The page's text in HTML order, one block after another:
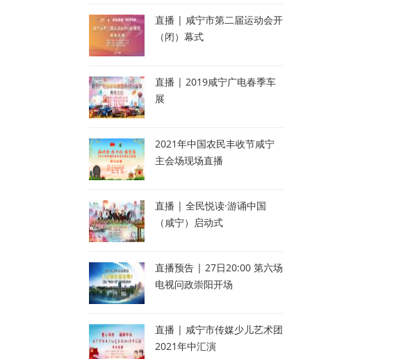
直播 | 咸宁市第二届运动会开
（闭）幕式
直播 | 2019咸宁广电春季车
展
2021年中国农民丰收节咸宁
主会场现场直播
直播 | 全民悦读·游诵中国
（咸宁）启动式
直播预告 | 27日20:00 第六场
电视问政崇阳开场
直播 | 咸宁市传媒少儿艺术团
2021年中汇演